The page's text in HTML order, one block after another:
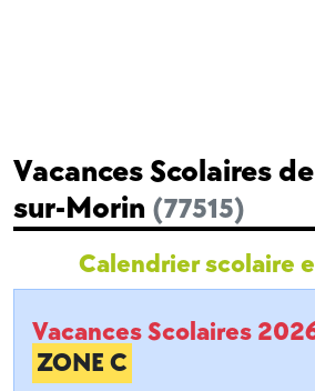
Vacances Scolaires
sur-Morin (77515)
Calendrier scolaire
Vacances Scolaires
ZONE C